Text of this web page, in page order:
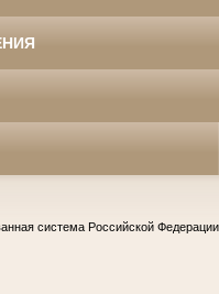
система Российской